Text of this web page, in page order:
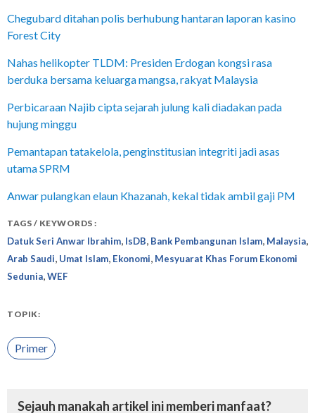
Chegubard ditahan polis berhubung hantaran laporan kasino
Forest City
Nahas helikopter TLDM: Presiden Erdogan kongsi rasa
berduka bersama keluarga mangsa, rakyat Malaysia
Perbicaraan Najib cipta sejarah julung kali diadakan pada
hujung minggu
Pemantapan tatakelola, penginstitusian integriti jadi asas
utama SPRM
Anwar pulangkan elaun Khazanah, kekal tidak ambil gaji PM
TAGS / KEYWORDS :
Datuk Seri Anwar Ibrahim, IsDB, Bank Pembangunan Islam, Malaysia,
Arab Saudi, Umat Islam, Ekonomi, Mesyuarat Khas Forum Ekonomi
Sedunia,WEF
TOPIK:
Primer
Sejauh manakah artikel ini memberi manfaat?